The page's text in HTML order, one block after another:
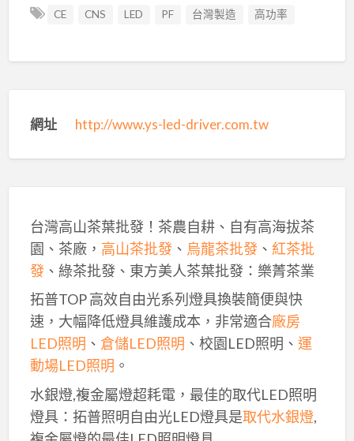
CE CNS LED PF 台灣製造 高功率
網址 http://www.ys-led-driver.com.tw
台灣高山茶葉批發！茶農自耕、自有高海拔茶
園、茶廠， 高山茶批發、 烏龍茶批發、 紅茶批
發、綠茶批發、東方美人茶葉批發：樂菁茶業
拓普TOP 高效自由光系列燈具換裝簡便與快
速，大幅降低燈具維護成本，非常適合廠房
LED照明 、 倉儲LED照明 、校園LED照明、 運
動場LED照明 。
水銀燈,複金屬燈超耗電，最佳的取代LED照明
燈具：拓普照明自由光LED燈具是取代水銀燈,